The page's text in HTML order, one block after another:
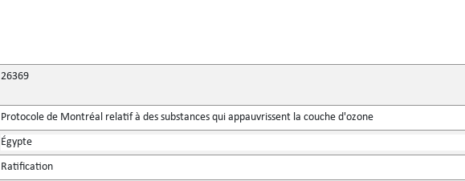
26369
Protocole de Montréal relatif à des substances qui appauvrissent la couche d'ozone
Égypte
Ratification